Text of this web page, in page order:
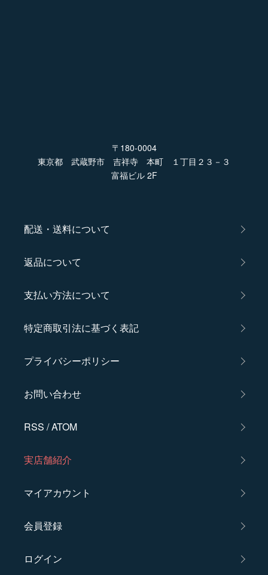
〒180-0004
東京都 武蔵野市 吉祥寺 本町 １丁目２３－３
富福ビル 2F
配送・送料について
返品について
支払い方法について
特定商取引法に基づく表記
プライバシーポリシー
お問い合わせ
RSS /ATOM
実店舗紹介
マイアカウント
会員登録
ログイン